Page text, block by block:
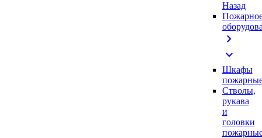
Назад
chevron_right
expand_more
Шкафы
Стволы,
рукава
и
головки